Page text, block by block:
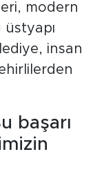
modern
insan
başarı